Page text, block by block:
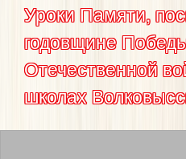
Уроки Памяти,
годовщине
Отечественной
школах